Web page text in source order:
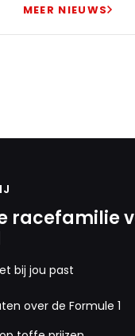
MEER NIEUWS
racefamilie
bij jou past
over de Formule 1